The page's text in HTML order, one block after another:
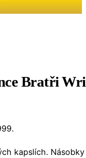
Bratři
kapslích.